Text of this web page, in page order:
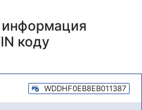
коду
WDDHF0EB8EB011387